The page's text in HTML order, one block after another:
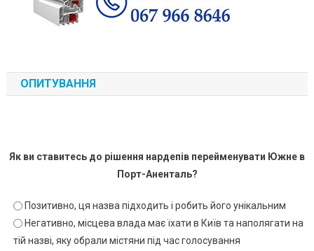
ОПИТУВАННЯ
Як ви ставитесь до рішення нардепів перейменувати Южне в
Порт-Аненталь?
Позитивно, ця назва підходить і робить його унікальним
Негативно, місцева влада має їхати в Київ та наполягати на
тій назві, яку обрали містяни під час голосування